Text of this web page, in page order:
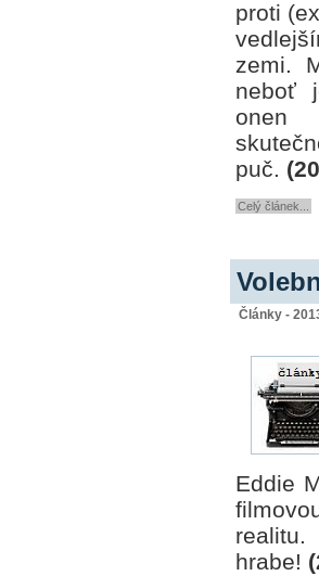
proti
zemi.
neboť
onen
puč.
Celý článek...
Články -
Eddie
hrabe!